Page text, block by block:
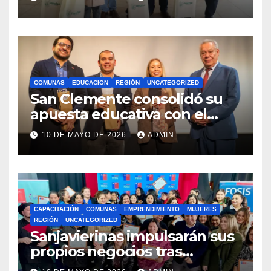
Royalty Minero
COMUNAS EDUCACION REGIÓN UNCATEGORIZED
San Clemente consolidó su
apuesta educativa con el
lanzamiento del
Preuniversitario Brotes 2026
10 DE MAYO DE 2026 ADMIN
CAPACITACIÓN COMUNAS EMPRENDIMIENTO
MUJERES
REGIÓN
UNCATEGORIZED
Sanjavierinas impulsarán sus
propios negocios tras
capacitarse junto al FOSIS